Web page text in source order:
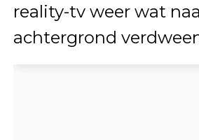
reality-tv weer wat
achtergrond